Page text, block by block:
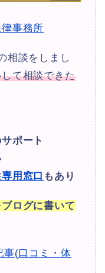
事務所
相談をしまし
て相談できた
ポート
用窓口 もあり
ログに書いて
事(口コミ・体